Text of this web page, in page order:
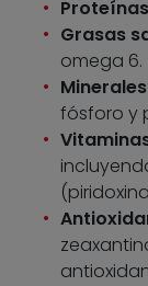
Grasas
omega 6.
fósforo y